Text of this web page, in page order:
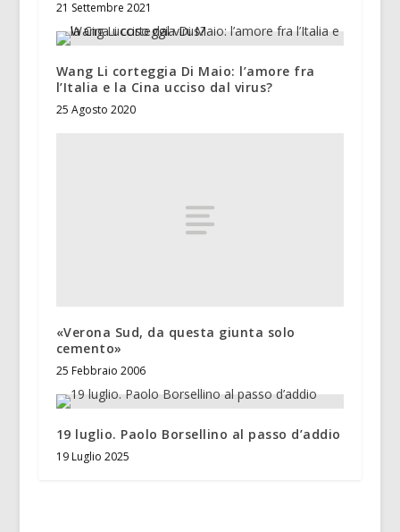
21 Settembre 2021
Wang Li corteggia Di Maio: l’amore fra
l’Italia e la Cina ucciso dal virus?
25 Agosto 2020
«Verona Sud, da questa giunta solo
cemento»
25 Febbraio 2006
19 luglio. Paolo Borsellino al passo d’addio
19 Luglio 2025